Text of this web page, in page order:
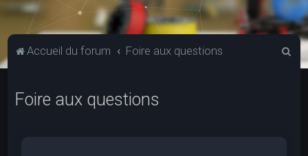
Accueil du forum Foire aux questions
Foire aux questions